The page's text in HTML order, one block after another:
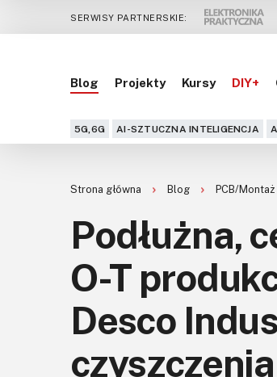
SERWISY PARTNERSKIE:
Blog Projekty Kursy DIY+
5G,6G AI-SZTUCZNA INTELIGENCJA
Strona główna Blog PCB/Montaż
Podłużna,
O-T
Desco